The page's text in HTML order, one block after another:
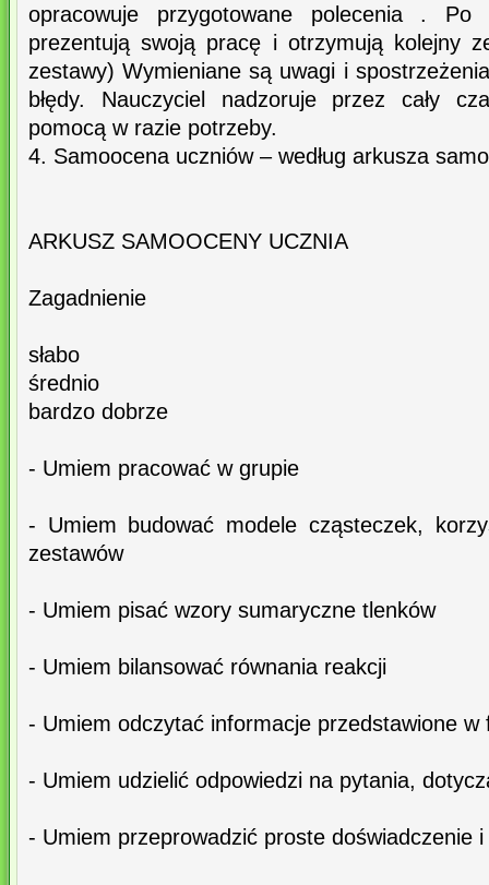
opracowuje przygotowane polecenia .
prezentują swoją pracę i otrzymują kolejny
zestawy) Wymieniane są uwagi i
błędy. Nauczyciel nadzoruje przez cały
pomocą w razie potrzeby.
4. Samoocena uczniów – według arkusza
ARKUSZ SAMOOCENY UCZNIA
Zagadnienie
słabo
średnio
bardzo dobrze
- Umiem pracować w grupie
- Umiem budować modele cząsteczek,
zestawów
- Umiem pisać wzory sumaryczne tlenków
- Umiem bilansować równania reakcji
- Umiem odczytać informacje przedstawione w
- Umiem udzielić odpowiedzi na pytania,
- Umiem przeprowadzić proste doświadczenie